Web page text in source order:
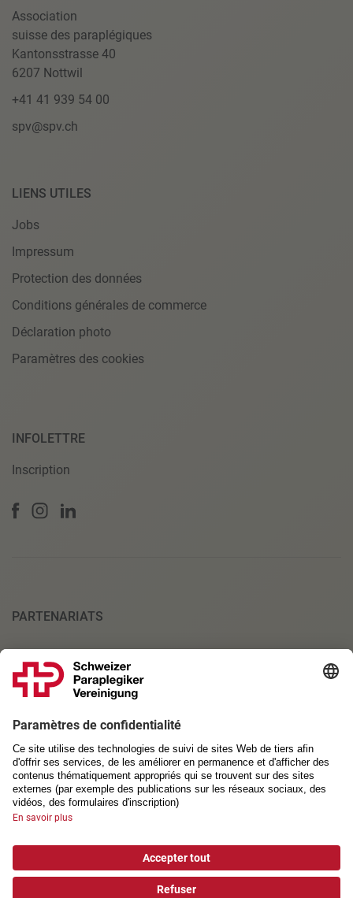
Association
suisse des paraplégiques
Kantonsstrasse 40
6207 Nottwil
+41 41 939 54 00
spv@spv.ch
LIENS UTILES
Jobs
Impressum
Protection des données
Conditions générales de commerce
Déclaration photo
Paramètres des cookies
INFOLETTRE
Inscription
PARTENARIATS